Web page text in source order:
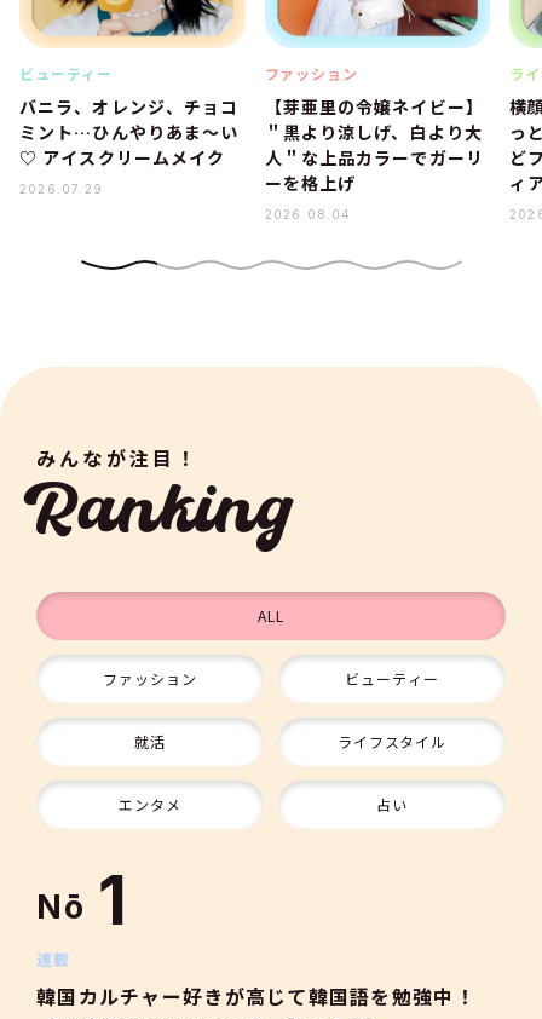
ビューティー
バニラ、オレンジ、チョコ
ミント…ひんやりあま～い
♡ アイスクリームメイク
2026.07.29
ファッション
【芽亜里の令嬢ネイビー】
＂黒より涼しげ、白より大
人＂な上品カラーでガーリ
ーを格上げ
2026.08.04
ラ
横
っ
ど
ィ
みんなが注目！
Ranking
ALL
ファッション ビューティー
就活 ライフスタイル
エンタメ 占い
Nō
9
10
1
2
連載
韓国カルチャー好きが高じて韓国語を勉強中！